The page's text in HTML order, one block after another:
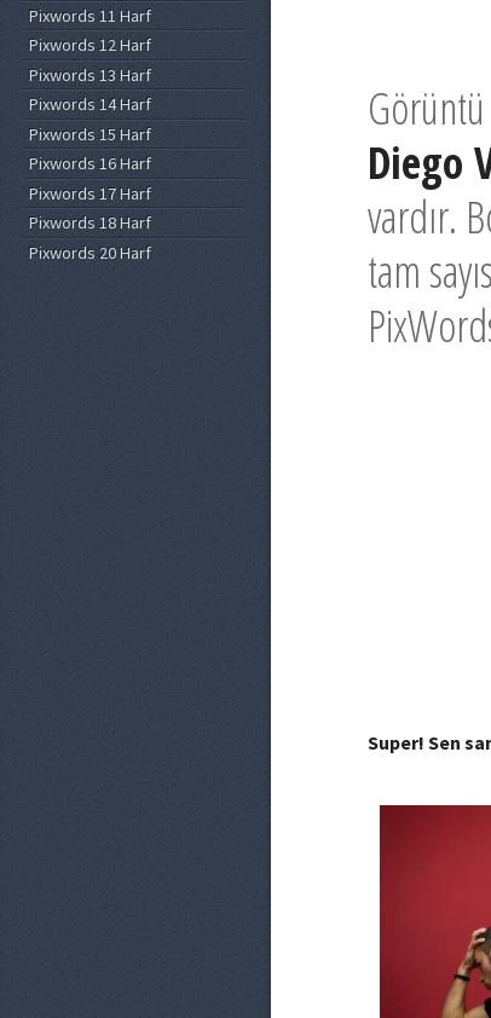
Diego
vardır.
tam
Super! Sen
Pixwords 11 Harf
Pixwords 12 Harf
Pixwords 13 Harf
Pixwords 14 Harf
Pixwords 15 Harf
Pixwords 16 Harf
Pixwords 17 Harf
Pixwords 18 Harf
Pixwords 20 Harf